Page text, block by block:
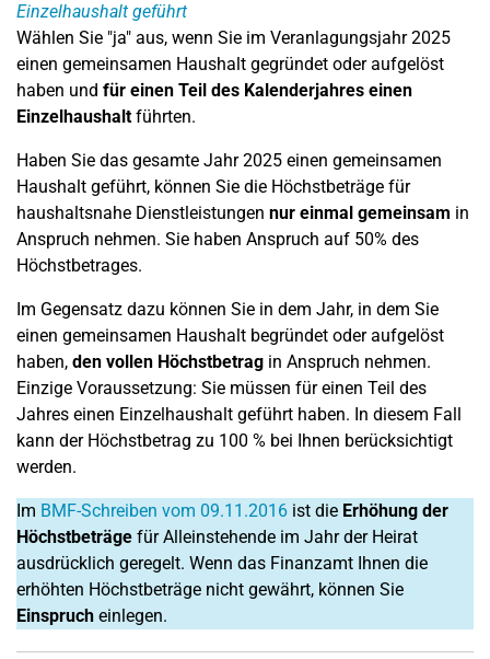
Einzelhaushalt geführt
Wählen Sie "ja" aus, wenn Sie im Veranlagungsjahr 2025
einen gemeinsamen Haushalt gegründet oder aufgelöst
haben und für einen Teil des Kalenderjahres einen
Einzelhaushaltführten.
Haben Sie das gesamte Jahr 2025 einen gemeinsamen
Haushalt geführt, können Sie die Höchstbeträge für
haushaltsnahe Dienstleistungen nur einmal gemeinsam in
Anspruch nehmen. Sie haben Anspruch auf 50% des
Höchstbetrages.
Im Gegensatz dazu können Sie in dem Jahr, in dem Sie
einen gemeinsamen Haushalt begründet oder aufgelöst
haben, den vollen Höchstbetrag in Anspruch nehmen.
Einzige Voraussetzung: Sie müssen für einen Teil des
Jahres einen Einzelhaushalt geführt haben. In diesem Fall
kann der Höchstbetrag zu 100 % bei Ihnen berücksichtigt
werden.
Im BMF-Schreiben vom 09.11.2016 ist die Erhöhung der
Höchstbeträge für Alleinstehende im Jahr der Heirat
ausdrücklich geregelt. Wenn das Finanzamt Ihnen die
erhöhten Höchstbeträge nicht gewährt, können Sie
Einspruch einlegen.